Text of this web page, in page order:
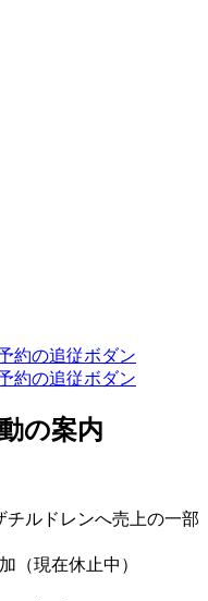
の案内
チルドレンへ売上の一部
（現在休止中）